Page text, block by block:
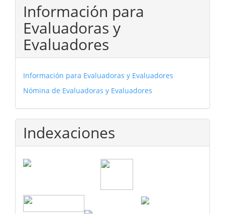
Información para
Evaluadoras y
Evaluadores
Información para Evaluadoras y Evaluadores
Nómina de Evaluadoras y Evaluadores
Indexaciones